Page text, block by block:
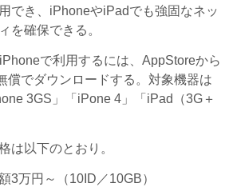
でき、iPhoneやiPadでも強固なネッ
を確保できる。
で利用するには、AppStoreから
償でダウンロードする。対象機器は
3GS」「iPone 4」「iPad（3G＋
は以下のとおり。
万円～（10ID／10GB）